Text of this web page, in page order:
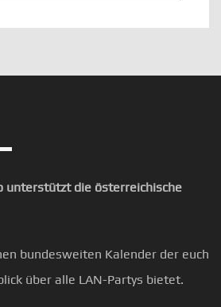
unterstützt die österreichische
bundesweiten Kalender der euch
über alle LAN-Partys bietet.